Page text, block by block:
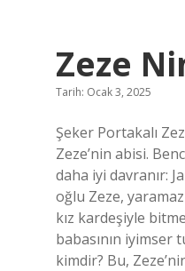
Zeze
Tarih: Ocak 3, 2025
Şeker Portakalı
Zeze’nin abisi.
daha iyi davranır:
oğlu Zeze,
kız kardeşiyle
babasının iyimser
kimdir? Bu,